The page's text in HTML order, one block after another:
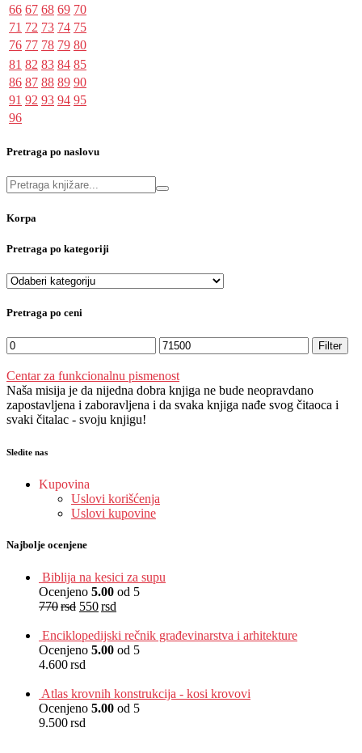
66 67 68 69 70
71 72 73 74 75
76 77 78 79 80
81 82 83 84 85
86 87 88 89 90
91 92 93 94 95
96
Pretraga po naslovu
Korpa
Pretraga po kategoriji
Pretraga po ceni
Filter
Centar za funkcionalnu pismenost
Naša misija je da nijedna dobra knjiga ne bude neopravdano
zapostavljena i zaboravljena i da svaka knjiga nađe svog čitaoca i
svaki čitalac - svoju knjigu!
Sledite nas
Kupovina
Uslovi korišćenja
Uslovi kupovine
Najbolje ocenjene
Biblija na kesici za supu
Ocenjeno 5.00 od 5
770rsd 550rsd
Enciklopedijski rečnik građevinarstva i arhitekture
Ocenjeno 5.00 od 5
4.600rsd
Atlas krovnih konstrukcija - kosi krovovi
Ocenjeno 5.00 od 5
9.500rsd